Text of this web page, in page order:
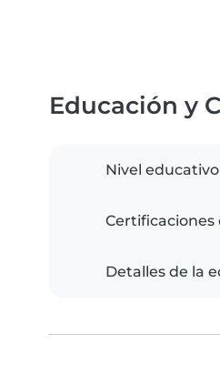
Educación y
Nivel educativo
Detalles de la